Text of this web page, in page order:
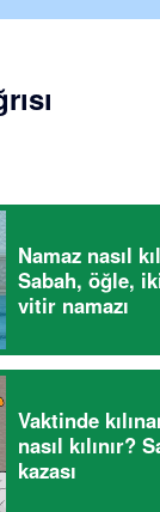
Namaz nasıl
Sabah, öğle,
vitir namazı
Vaktinde
nasıl kılınır?
kazası